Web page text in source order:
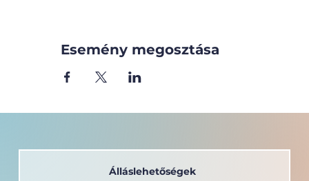
Esemény megosztása
Álláslehetőségek